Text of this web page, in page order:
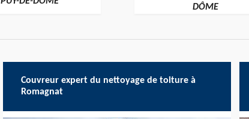
DÔME
Couvreur expert du nettoyage de toiture à
Romagnat